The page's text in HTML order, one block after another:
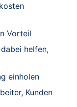
Vorteil
helfen,
einholen
Kunden